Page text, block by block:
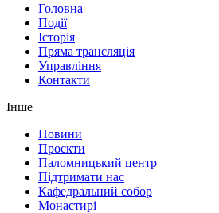
Головна
Події
Історія
Пряма трансляція
Управління
Контакти
Інше
Новини
Проєкти
Паломницький центр
Підтримати нас
Кафедральний собор
Монастирі